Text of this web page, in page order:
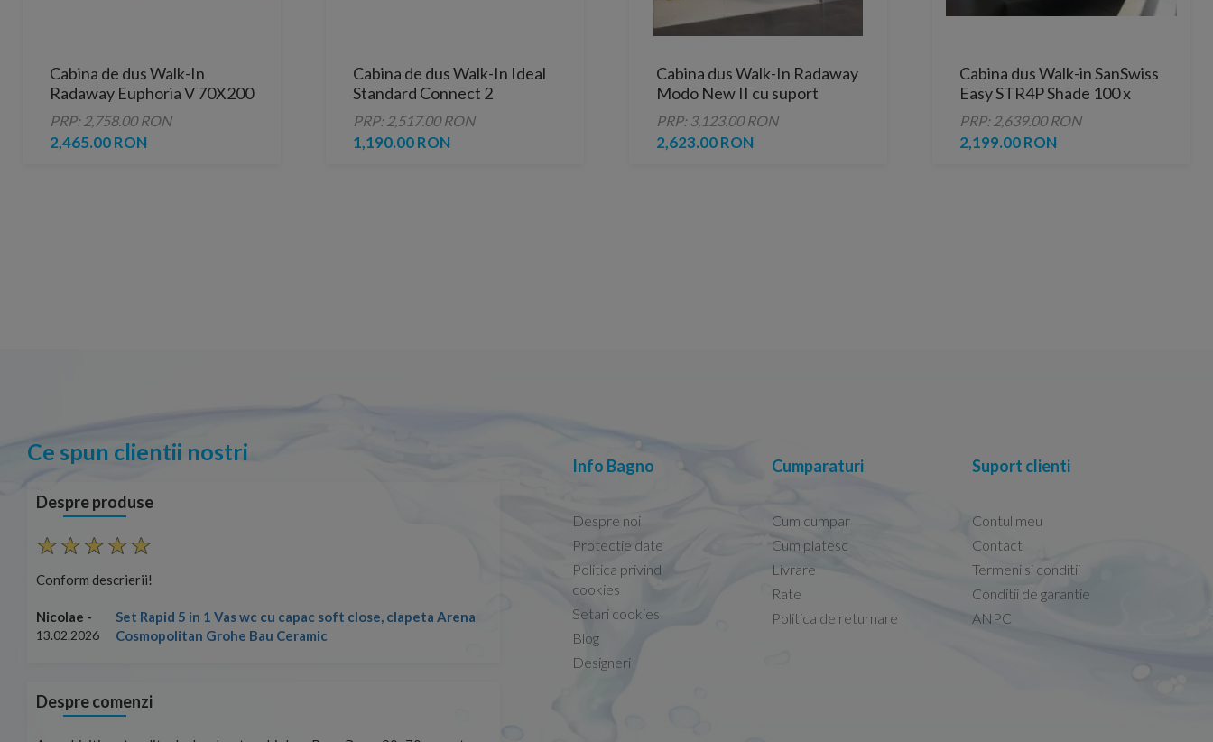
Cabina de dus Walk-In
Radaway Euphoria V 70X200
cm sticla transparenta
PRP: 2,758.00 RON
2,465.00 RON
Cabina de dus Walk-In Ideal
Standard Connect 2
120x195 cm profil argintiu
PRP: 2,517.00 RON
1,190.00 RON
Cabina dus Walk-In Radaway
Modo New II cu suport
prosop 145xH200 cm
PRP: 3,123.00 RON
2,623.00 RON
Cabina dus Walk-in SanSwiss
Easy STR4P Shade 100 x
H200 cm
PRP: 2,639.00 RON
2,199.00 RON
Ce spun clientii nostri
Despre produse
Conform descrierii!
Nicolae -
13.02.2026
Set Rapid 5 in 1 Vas wc cu capac soft close, clapeta Arena
Cosmopolitan Grohe Bau Ceramic
Conform descrierii!
13.02.2026
Capacele Grohe sunt de bună calitate și se
Marius -08.02.2026
Despre comenzi
Info Bagno
Despre noi
Protectie date
Politica privind
cookies
Setari cookies
Blog
Designeri
Cumparaturi
Cum cumpar
Cum platesc
Livrare
Rate
Politica de returnare
Suport clienti
Contul meu
Contact
Termeni si conditii
Conditii de garantie
ANPC